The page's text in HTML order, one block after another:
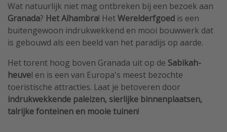
Wat natuurlijk niet mag ontbreken bij een bezoek aan
Granada? Het Alhambra! HetWerelderfgoed is een
buitengewoon indrukwekkend en mooi bouwwerk dat
is gebouwd als een beeld van het paradijs op aarde.
Het torent hoog boven Granada uit op de Sabikah-
heuvel en is een van Europa's meest bezochte
toeristische attracties. Laat je betoveren door
indrukwekkende paleizen, sierlijke binnenplaatsen,
talrijke fonteinen en mooie tuinen!